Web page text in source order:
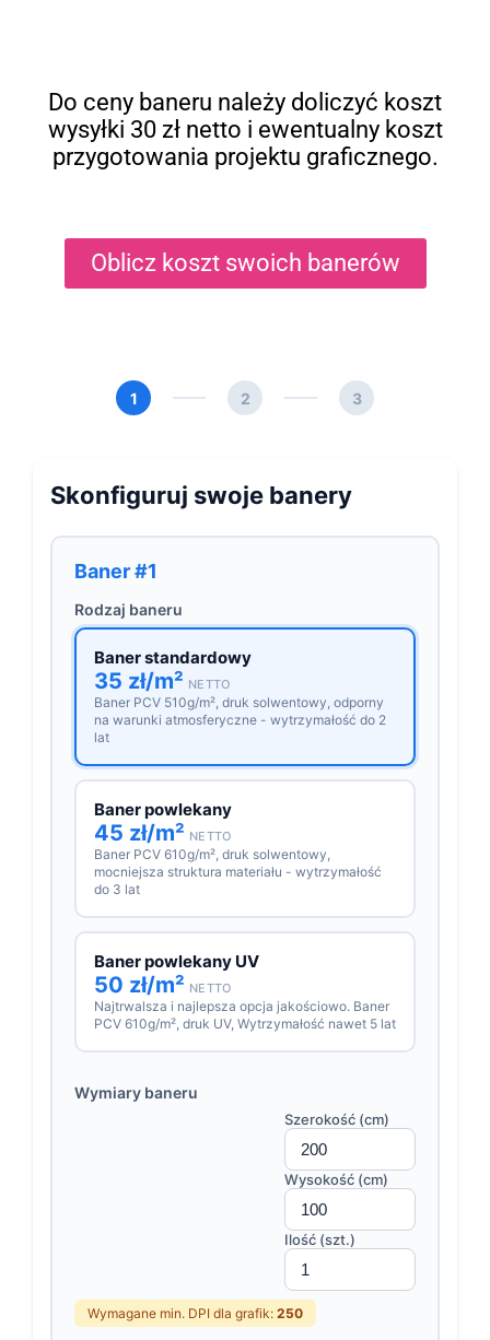
Do ceny baneru należy doliczyć koszt
wysyłki 30 zł netto i ewentualny koszt
przygotowania projektu graficznego.
Oblicz koszt swoich banerów
1 2 3
Skonfiguruj swoje banery
Baner #1
Rodzaj baneru
Baner standardowy
35 zł/m² NETTO
Baner PCV 510g/m², druk solwentowy, odporny
na warunki atmosferyczne - wytrzymałość do 2
lat
Baner powlekany
45 zł/m² NETTO
Baner PCV 610g/m², druk solwentowy,
mocniejsza struktura materiału - wytrzymałość
do 3 lat
Baner powlekany UV
50 zł/m² NETTO
Najtrwalsza i najlepsza opcja jakościowo. Baner
PCV 610g/m², druk UV, Wytrzymałość nawet 5 lat
Wymiary baneru
Szerokość (cm)
Wysokość (cm)
Ilość (szt.)
Wymagane min. DPI dla grafik: 250